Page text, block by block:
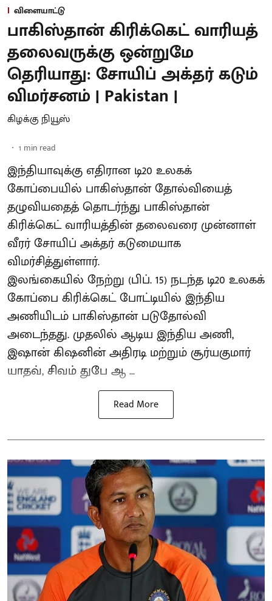
விளையாட்டு
பாகிஸ்தான் கிரிக்கெட் வாரியத்
தலைவருக்கு ஒன்றுமே
தெரியாது: சோயிப் அக்தர் கடும்
விமர்சனம் | Pakistan |
கிழக்கு நியூஸ்
1 min read
இந்தியாவுக்கு எதிரான டி20 உலகக்
கோப்பையில் பாகிஸ்தான் தோல்வியைத்
தழுவியதைத் தொடர்ந்து பாகிஸ்தான்
கிரிக்கெட் வாரியத்தின் தலைவரை முன்னாள்
வீரர் சோயிப் அக்தர் கடுமையாக
விமர்சித்துள்ளார்.
இலங்கையில் நேற்று (பிப். 15) நடந்த டி20 உலகக்
கோப்பை கிரிக்கெட் போட்டியில் இந்திய
அணியிடம் பாகிஸ்தான் படுதோல்வி
அடைந்தது. முதலில் ஆடிய இந்திய அணி,
இஷான் கிஷனின் அதிரடி மற்றும் சூர்யகுமார்
யாதவ், சிவம் துபே ஆ ...
Read More